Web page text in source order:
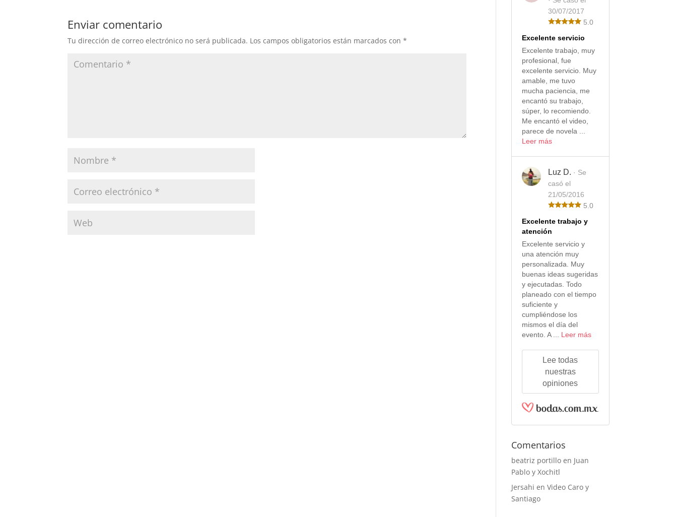
Enviar comentario
Tu dirección de correo electrónico no será publicada. Los campos obligatorios están marcados con*
30/07/2017
5.0
Excelente servicio
Excelente trabajo, muy
profesional, fue
excelente servicio. Muy
amable, me tuvo
mucha paciencia, me
encantó su trabajo,
súper, lo recomiendo.
Me encantó el video,
parece de novela ...
Leer más
Luz D. · Se
casó el
21/05/2016
5.0
Excelente trabajo y
atención
Excelente servicio y
una atención muy
personalizada. Muy
buenas ideas sugeridas
y ejecutadas. Todo
planeado con el tiempo
suficiente y
cumpliéndose los
mismos el día del
evento. A ... Leer más
Lee todas
nuestras
opiniones
Comentarios
beatriz portillo en Juan
Pablo y Xochitl
Jersahi enVideo Caro y
Santiago